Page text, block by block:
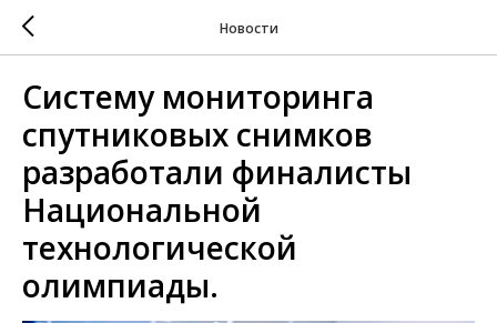
Новости
Систему мониторинга
спутниковых снимков
разработали финалисты
Национальной
технологической
олимпиады.